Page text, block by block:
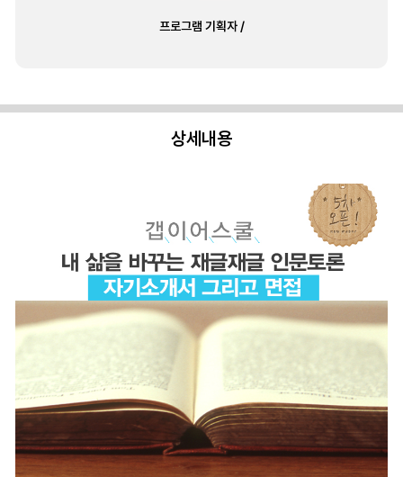
프로그램 기획자/
상세내용